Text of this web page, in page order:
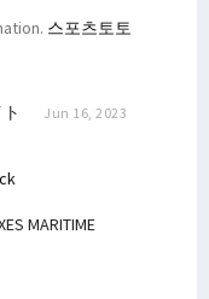
스포츠토토
Jun 16, 2023
MARITIME